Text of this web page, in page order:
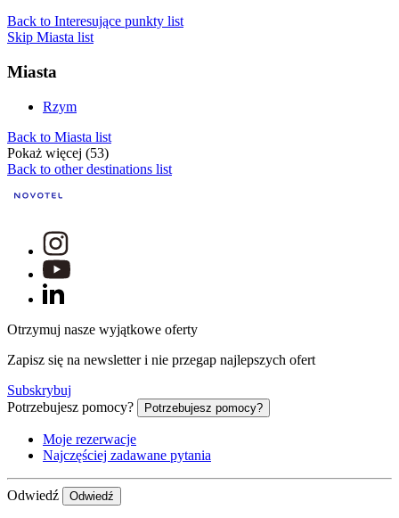
Back to Interesujące punkty list
Skip Miasta list
Miasta
Rzym
Back to Miasta list
Pokaż więcej (53)
Back to other destinations list
Otrzymuj nasze wyjątkowe oferty
Zapisz się na newsletter i nie przegap najlepszych ofert
Subskrybuj
Potrzebujesz pomocy?
Potrzebujesz pomocy?
Moje rezerwacje
Najczęściej zadawane pytania
Odwiedź Odwiedź